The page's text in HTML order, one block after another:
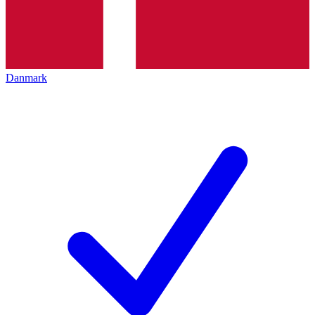
Danmark